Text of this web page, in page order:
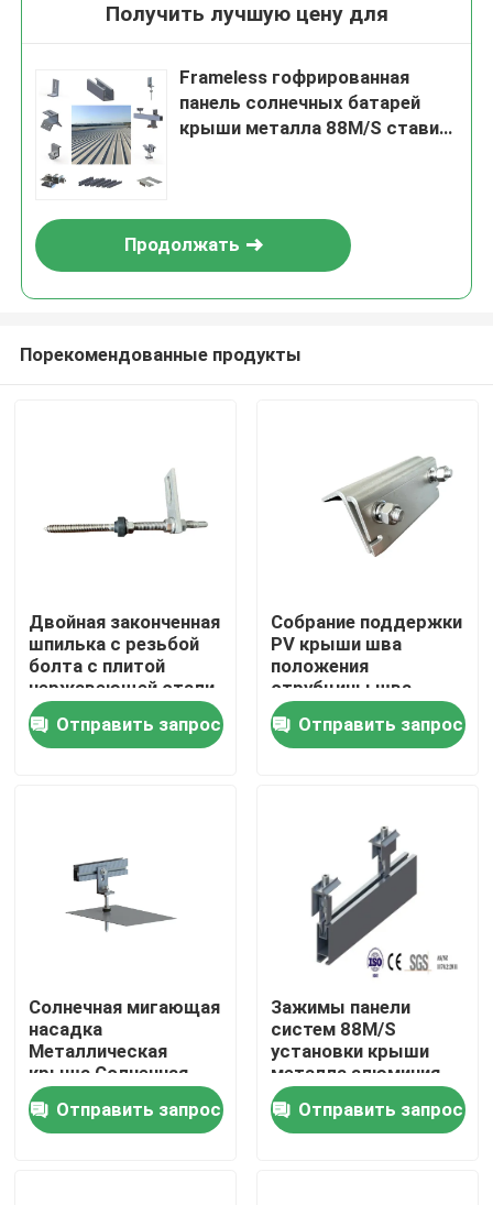
Продукты
Видео
Путешествие фабрики
Свяжитесь мы
Случаи
Получить лучшую цену для
Frameless гофрированная
панель солнечных батарей
крыши металла 88M/S ставит
Продолжать
Порекомендованные продукты
Двойная законченная
шпилька с резьбой
болта с плитой
нержавеющей стали
для крыши металла
с деревянным purlin
Отправить запрос
Собрание поддержки
PV крыши шва
положения
струбцины шва
крыши A2
фотовольтайческое
солнечное
Отправить запрос
Солнечная мигающая
насадка
Металлическая
крыша Солнечная
фотогальваническая
жестяная крыша
Отправить запрос
Зажимы панели
систем 88M/S
установки крыши
металла алюминия
олова солнечные
Отправить запрос